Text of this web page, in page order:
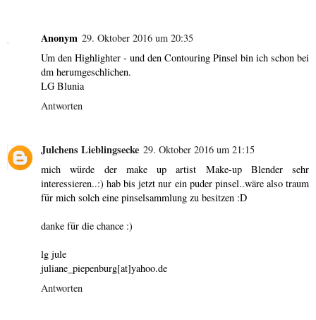
Anonym 29. Oktober 2016 um 20:35
Um den Highlighter - und den Contouring Pinsel bin ich schon bei
dm herumgeschlichen.
LG Blunia
Antworten
Julchens Lieblingsecke 29. Oktober 2016 um 21:15
mich würde der make up artist Make-up Blender sehr
interessieren..:) hab bis jetzt nur ein puder pinsel..wäre also traum
für mich solch eine pinselsammlung zu besitzen :D
danke für die chance :)
lg jule
juliane_piepenburg[at]yahoo.de
Antworten